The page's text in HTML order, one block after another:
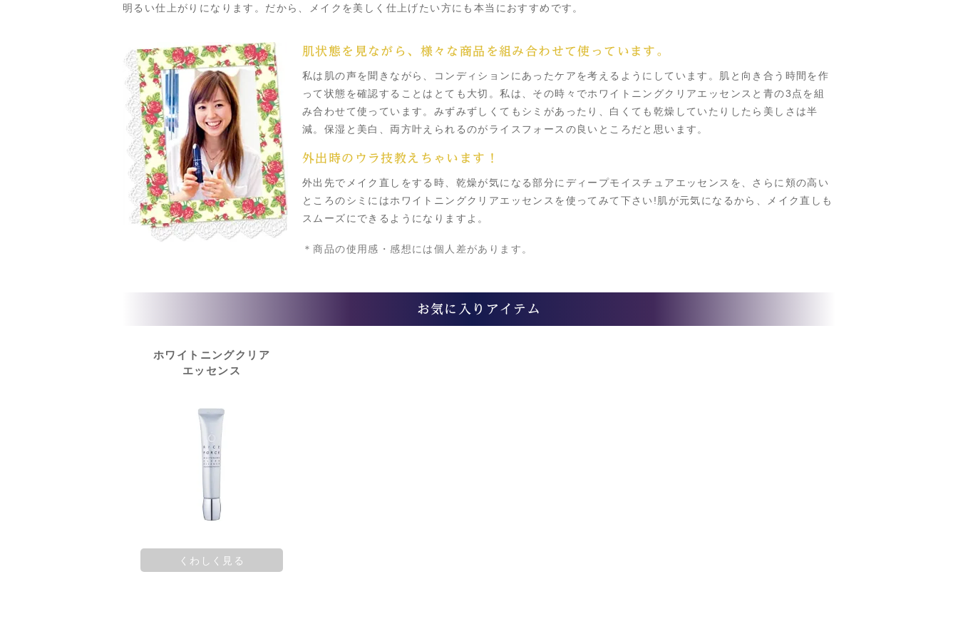
明るい仕上がりになります。だから、メイクを美しく仕上げたい方にも本当におすすめです。
肌状態を見ながら、様々な商品を組み合わせて使っています。
私は肌の声を聞きながら、コンディションにあったケアを考えるようにしています。肌と向き合う時間を作
って状態を確認することはとても大切。私は、その時々でホワイトニングクリアエッセンスと青の3点を組
み合わせて使っています。みずみずしくてもシミがあったり、白くても乾燥していたりしたら美しさは半
減。保湿と美白、両方叶えられるのがライスフォースの良いところだと思います。
外出時のウラ技教えちゃいます！
外出先でメイク直しをする時、乾燥が気になる部分にディープモイスチュアエッセンスを、さらに頬の高い
ところのシミにはホワイトニングクリアエッセンスを使ってみて下さい!肌が元気になるから、メイク直しも
スムーズにできるようになりますよ。
＊商品の使用感・感想には個人差があります。
お気に入りアイテム
ホワイトニングクリア
エッセンス
くわしく見る